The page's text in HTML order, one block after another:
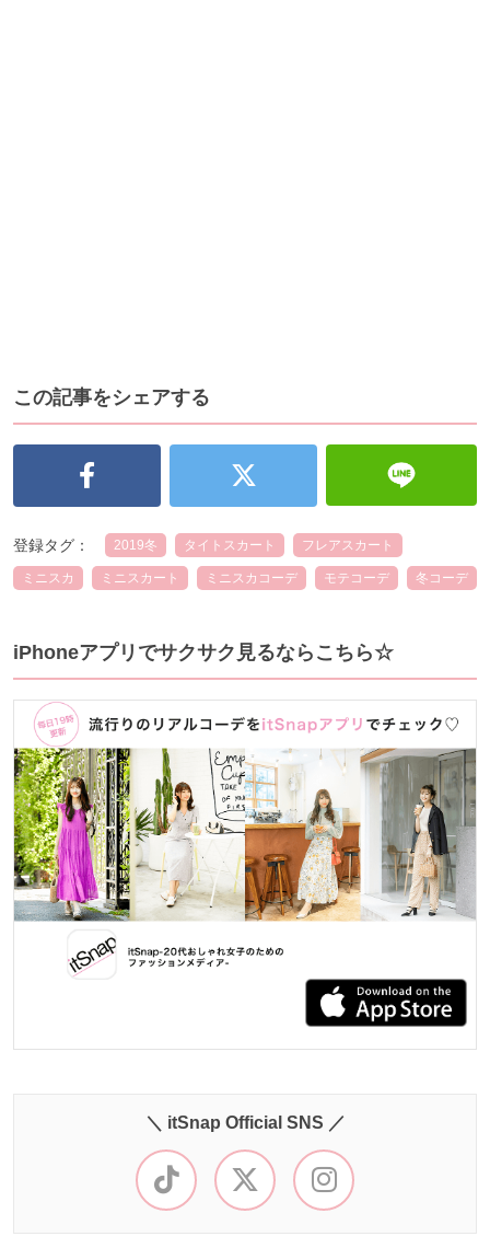
この記事をシェアする
登録タグ： 2019冬 タイトスカート フレアスカート
ミニスカ ミニスカート ミニスカコーデ モテコーデ 冬コーデ
iPhoneアプリでサクサク見るならこちら☆
＼ itSnap Official SNS ／